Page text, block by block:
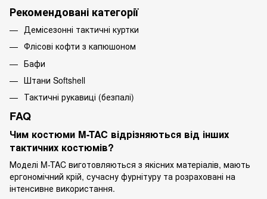
Рекомендовані категорії
Демісезонні тактичні куртки
Флісові кофти з капюшоном
Бафи
Штани Softshell
Тактичні рукавиці (безпалі)
FAQ
Чим костюми M-TAC відрізняються від інших
тактичних костюмів?
Моделі M-TAC виготовляються з якісних матеріалів, мають
ергономічний крій, сучасну фурнітуру та розраховані на
інтенсивне використання.